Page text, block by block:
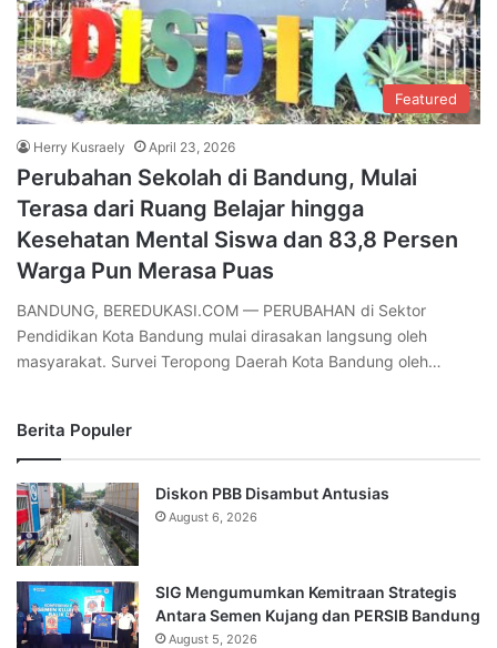
Featured
Herry Kusraely April 23, 2026
Perubahan Sekolah di Bandung, Mulai
Terasa dari Ruang Belajar hingga
Kesehatan Mental Siswa dan 83,8 Persen
Warga Pun Merasa Puas
BANDUNG, BEREDUKASI.COM — PERUBAHAN di Sektor
Pendidikan Kota Bandung mulai dirasakan langsung oleh
masyarakat. Survei Teropong Daerah Kota Bandung oleh…
Berita Populer
Diskon PBB Disambut Antusias
August 6, 2026
SIG Mengumumkan Kemitraan Strategis
Antara Semen Kujang dan PERSIB Bandung
August 5, 2026